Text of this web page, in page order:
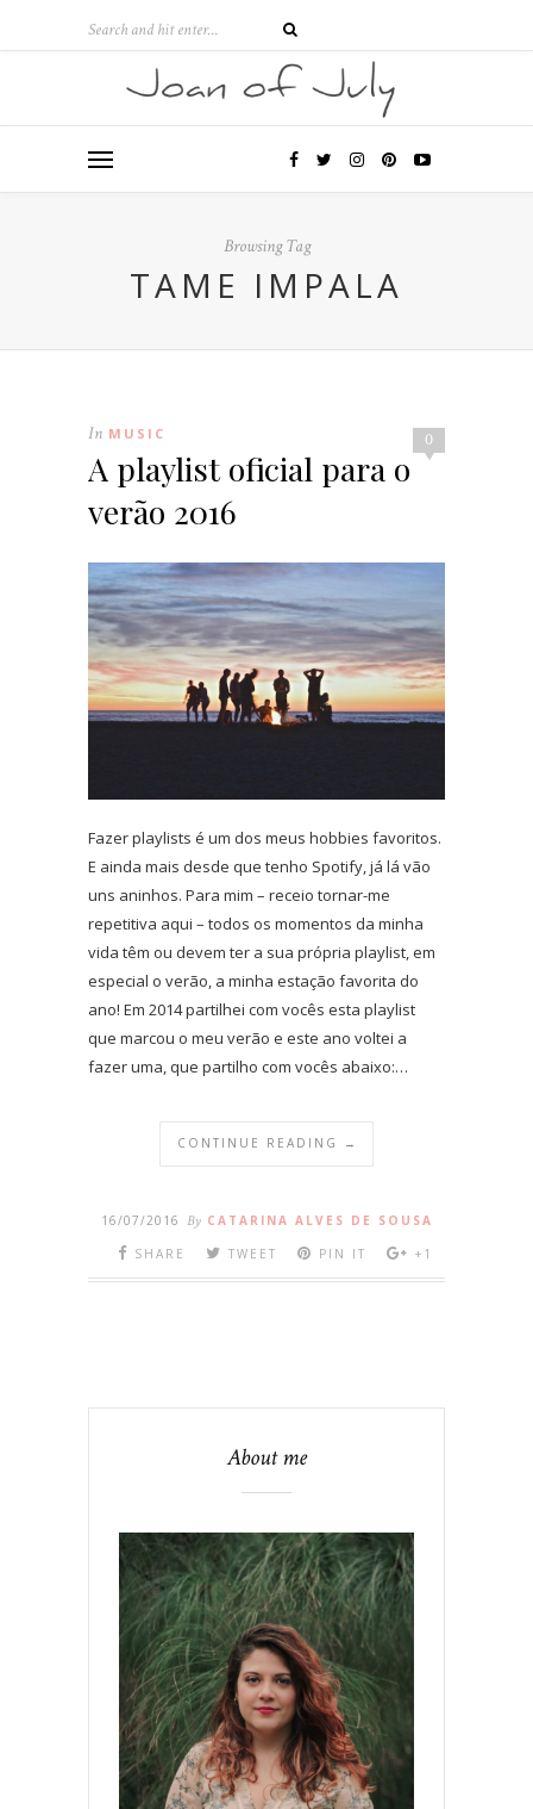
Browsing Tag
TAME IMPALA
0
In MUSIC
A playlist oficial para o
verão 2016
Fazer playlists é um dos meus hobbies favoritos.
E ainda mais desde que tenho Spotify, já lá vão
uns aninhos. Para mim – receio tornar-me
repetitiva aqui – todos os momentos da minha
vida têm ou devem ter a sua própria playlist, em
especial o verão, a minha estação favorita do
ano! Em 2014 partilhei com vocês esta playlist
que marcou o meu verão e este ano voltei a
fazer uma, que partilho com vocês abaixo:…
CONTINUE READING →
16/07/2016 By CATARINA ALVES DE SOUSA
SHARE
TWEET PIN IT +1
About me